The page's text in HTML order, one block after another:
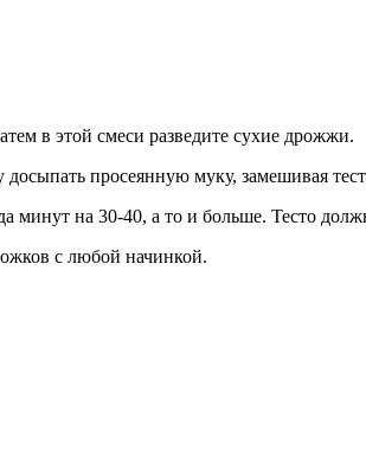
в этой смеси разведите сухие дрожжи.
досыпать просеянную муку, замешивая
минут на 30-40, а то и больше. Тесто
с любой начинкой.